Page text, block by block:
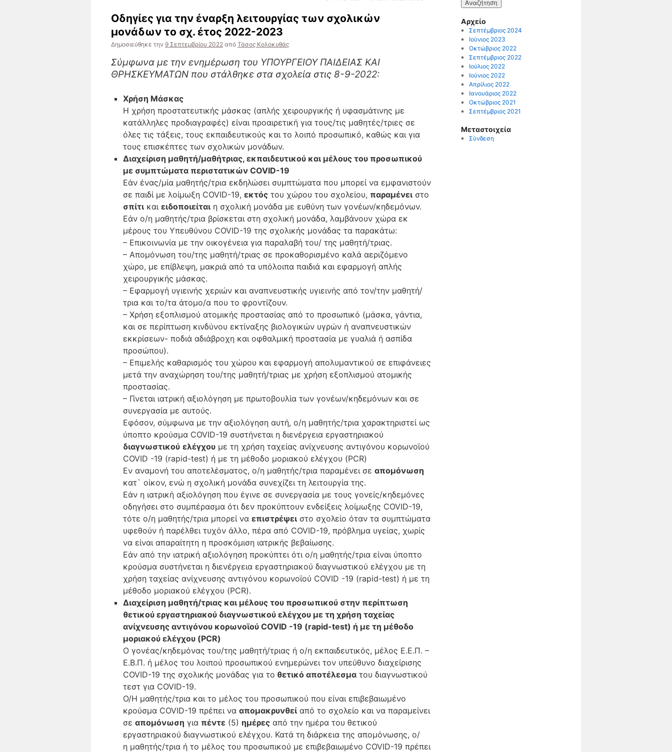
Οδηγίες για την έναρξη λειτουργίας των σχολικών
μονάδων το σχ. έτος 2022-2023
Δημοσιεύθηκε την 9 Σεπτεμβρίου 2022 από Τάσος Κολοκυθάς
Σύμφωνα με την ενημέρωση του ΥΠΟΥΡΓΕΙΟΥ ΠΑΙΔΕΙΑΣ ΚΑΙ
ΘΡΗΣΚΕΥΜΑΤΩΝ που στάλθηκε στα σχολεία στις 8-9-2022:
Χρήση Μάσκας
Η χρήση προστατευτικής μάσκας (απλής χειρουργικής ή υφασμάτινης με
κατάλληλες προδιαγραφές) είναι προαιρετική για τους/τις μαθητές/τριες σε
όλες τις τάξεις, τους εκπαιδευτικούς και το λοιπό προσωπικό, καθώς και για
τους επισκέπτες των σχολικών μονάδων.
Διαχείριση μαθητή/μαθήτριας, εκπαιδευτικού και μέλους του προσωπικού
με συμπτώματα περιστατικών COVID-19
Εάν ένας/μία μαθητής/τρια εκδηλώσει συμπτώματα που μπορεί να εμφανιστούν
σε παιδί με λοίμωξη COVID-19, εκτός του χώρου του σχολείου, παραμένει στο
σπίτι και ειδοποιείται η σχολική μονάδα με ευθύνη των γονέων/κηδεμόνων.
Εάν ο/η μαθητής/τρια βρίσκεται στη σχολική μονάδα, λαμβάνουν χώρα εκ
μέρους του Υπευθύνου COVID-19 της σχολικής μονάδας τα παρακάτω:
– Επικοινωνία με την οικογένεια για παραλαβή του/ της μαθητή/τριας.
– Απομόνωση του/της μαθητή/τριας σε προκαθορισμένο καλά αεριζόμενο
χώρο, με επίβλεψη, μακριά από τα υπόλοιπα παιδιά και εφαρμογή απλής
χειρουργικής μάσκας.
– Εφαρμογή υγιεινής χεριών και αναπνευστικής υγιεινής από τον/την μαθητή/
τρια και το/τα άτομο/α που το φροντίζουν.
– Χρήση εξοπλισμού ατομικής προστασίας από το προσωπικό (μάσκα, γάντια,
και σε περίπτωση κινδύνου εκτίναξης βιολογικών υγρών ή αναπνευστικών
εκκρίσεων- ποδιά αδιάβροχη και οφθαλμική προστασία με γυαλιά ή ασπίδα
προσώπου).
– Επιμελής καθαρισμός του χώρου και εφαρμογή απολυμαντικού σε επιφάνειες
μετά την αναχώρηση του/της μαθητή/τριας με χρήση εξοπλισμού ατομικής
προστασίας.
– Γίνεται ιατρική αξιολόγηση με πρωτοβουλία των γονέων/κηδεμόνων και σε
συνεργασία με αυτούς.
Εφόσον, σύμφωνα με την αξιολόγηση αυτή, ο/η μαθητής/τρια χαρακτηριστεί ως
ύποπτο κρούσμα COVID-19 συστήνεται η διενέργεια εργαστηριακού
διαγνωστικού ελέγχου με τη χρήση ταχείας ανίχνευσης αντιγόνου κορωνοϊoύ
COVID -19 (rapid-test) ή με τη μέθοδο μοριακού ελέγχου (PCR)
Εν αναμονή του αποτελέσματος, ο/η μαθητής/τρια παραμένει σε απομόνωση
κατ` οίκον, ενώ η σχολική μονάδα συνεχίζει τη λειτουργία της.
Εάν η ιατρική αξιολόγηση που έγινε σε συνεργασία με τους γονείς/κηδεμόνες
οδηγήσει στο συμπέρασμα ότι δεν προκύπτουν ενδείξεις λοίμωξης COVID-19,
τότε ο/η μαθητής/τρια μπορεί να επιστρέψει στο σχολείο όταν τα συμπτώματα
υφεθούν ή παρέλθει τυχόν άλλο, πέρα από COVID-19, πρόβλημα υγείας, χωρίς
να είναι απαραίτητη η προσκόμιση ιατρικής βεβαίωσης.
Εάν από την ιατρική αξιολόγηση προκύπτει ότι ο/η μαθητής/τρια είναι ύποπτο
κρούσμα συστήνεται η διενέργεια εργαστηριακού διαγνωστικού ελέγχου με τη
χρήση ταχείας ανίχνευσης αντιγόνου κορωνοϊoύ COVID -19 (rapid-test) ή με τη
μέθοδο μοριακού ελέγχου (PCR).
Διαχείριση μαθητή/τριας και μέλους του προσωπικού στην περίπτωση
θετικού εργαστηριακού διαγνωστικού ελέγχου με τη χρήση ταχείας
ανίχνευσης αντιγόνου κορωνοϊoύ COVID -19 (rapid-test) ή με τη μέθοδο
μοριακού ελέγχου (PCR)
Ο γονέας/κηδεμόνας του/της μαθητή/τριας ή ο/η εκπαιδευτικός, μέλος Ε.Ε.Π. –
Ε.Β.Π. ή μέλος του λοιπού προσωπικού ενημερώνει τον υπεύθυνο διαχείρισης
COVID-19 της σχολικής μονάδας για το θετικό αποτέλεσμα του διαγνωστικού
τεστ για COVID-19.
Ο/Η μαθητής/τρια και το μέλος του προσωπικού που είναι επιβεβαιωμένο
κρούσμα COVID-19 πρέπει να απομακρυνθεί από το σχολείο και να παραμείνει
σε απομόνωση για πέντε (5) ημέρες από την ημέρα του θετικού
εργαστηριακού διαγνωστικού ελέγχου. Κατά τη διάρκεια της απομόνωσης, ο/
η μαθητής/τρια ή το μέλος του προσωπικού με επιβεβαιωμένο COVID-19 πρέπει
Αρχείο
Σεπτέμβριος 2024
Ιούνιος 2023
Οκτώβριος 2022
Σεπτέμβριος 2022
Ιούλιος 2022
Ιούνιος 2022
Απρίλιος 2022
Ιανουάριος 2022
Οκτώβριος 2021
Σεπτέμβριος 2021
Μεταστοιχεία
Σύνδεση